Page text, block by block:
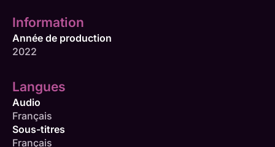
Information
Année de production
2022
Langues
Audio
Français
Sous-titres
Français